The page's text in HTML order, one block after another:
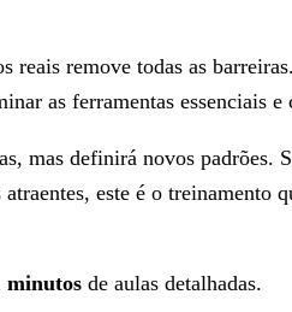
reais remove todas as
as ferramentas essenciais
mas definirá novos padrões.
este é o treinamento
minutos de aulas detalhadas.